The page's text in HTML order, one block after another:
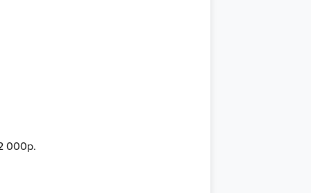
000р.